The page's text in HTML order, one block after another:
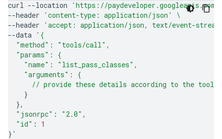
curl --location
'https://paydeveloper.googleapis.com/
--header
'content-type: application/json'
\
--header
'accept: application/json, text/event-
--data '{
  "method": "tools/call",
  "params": {
    "name": "list_pass_classes",
    "arguments": {
      // provide these details according to the tool'
}
}
"jsonrpc" : "2.0"
"id" :
1
} '